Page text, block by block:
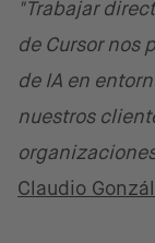
"Trabajar
de Cursor nos
de IA en
nuestros
Claudio